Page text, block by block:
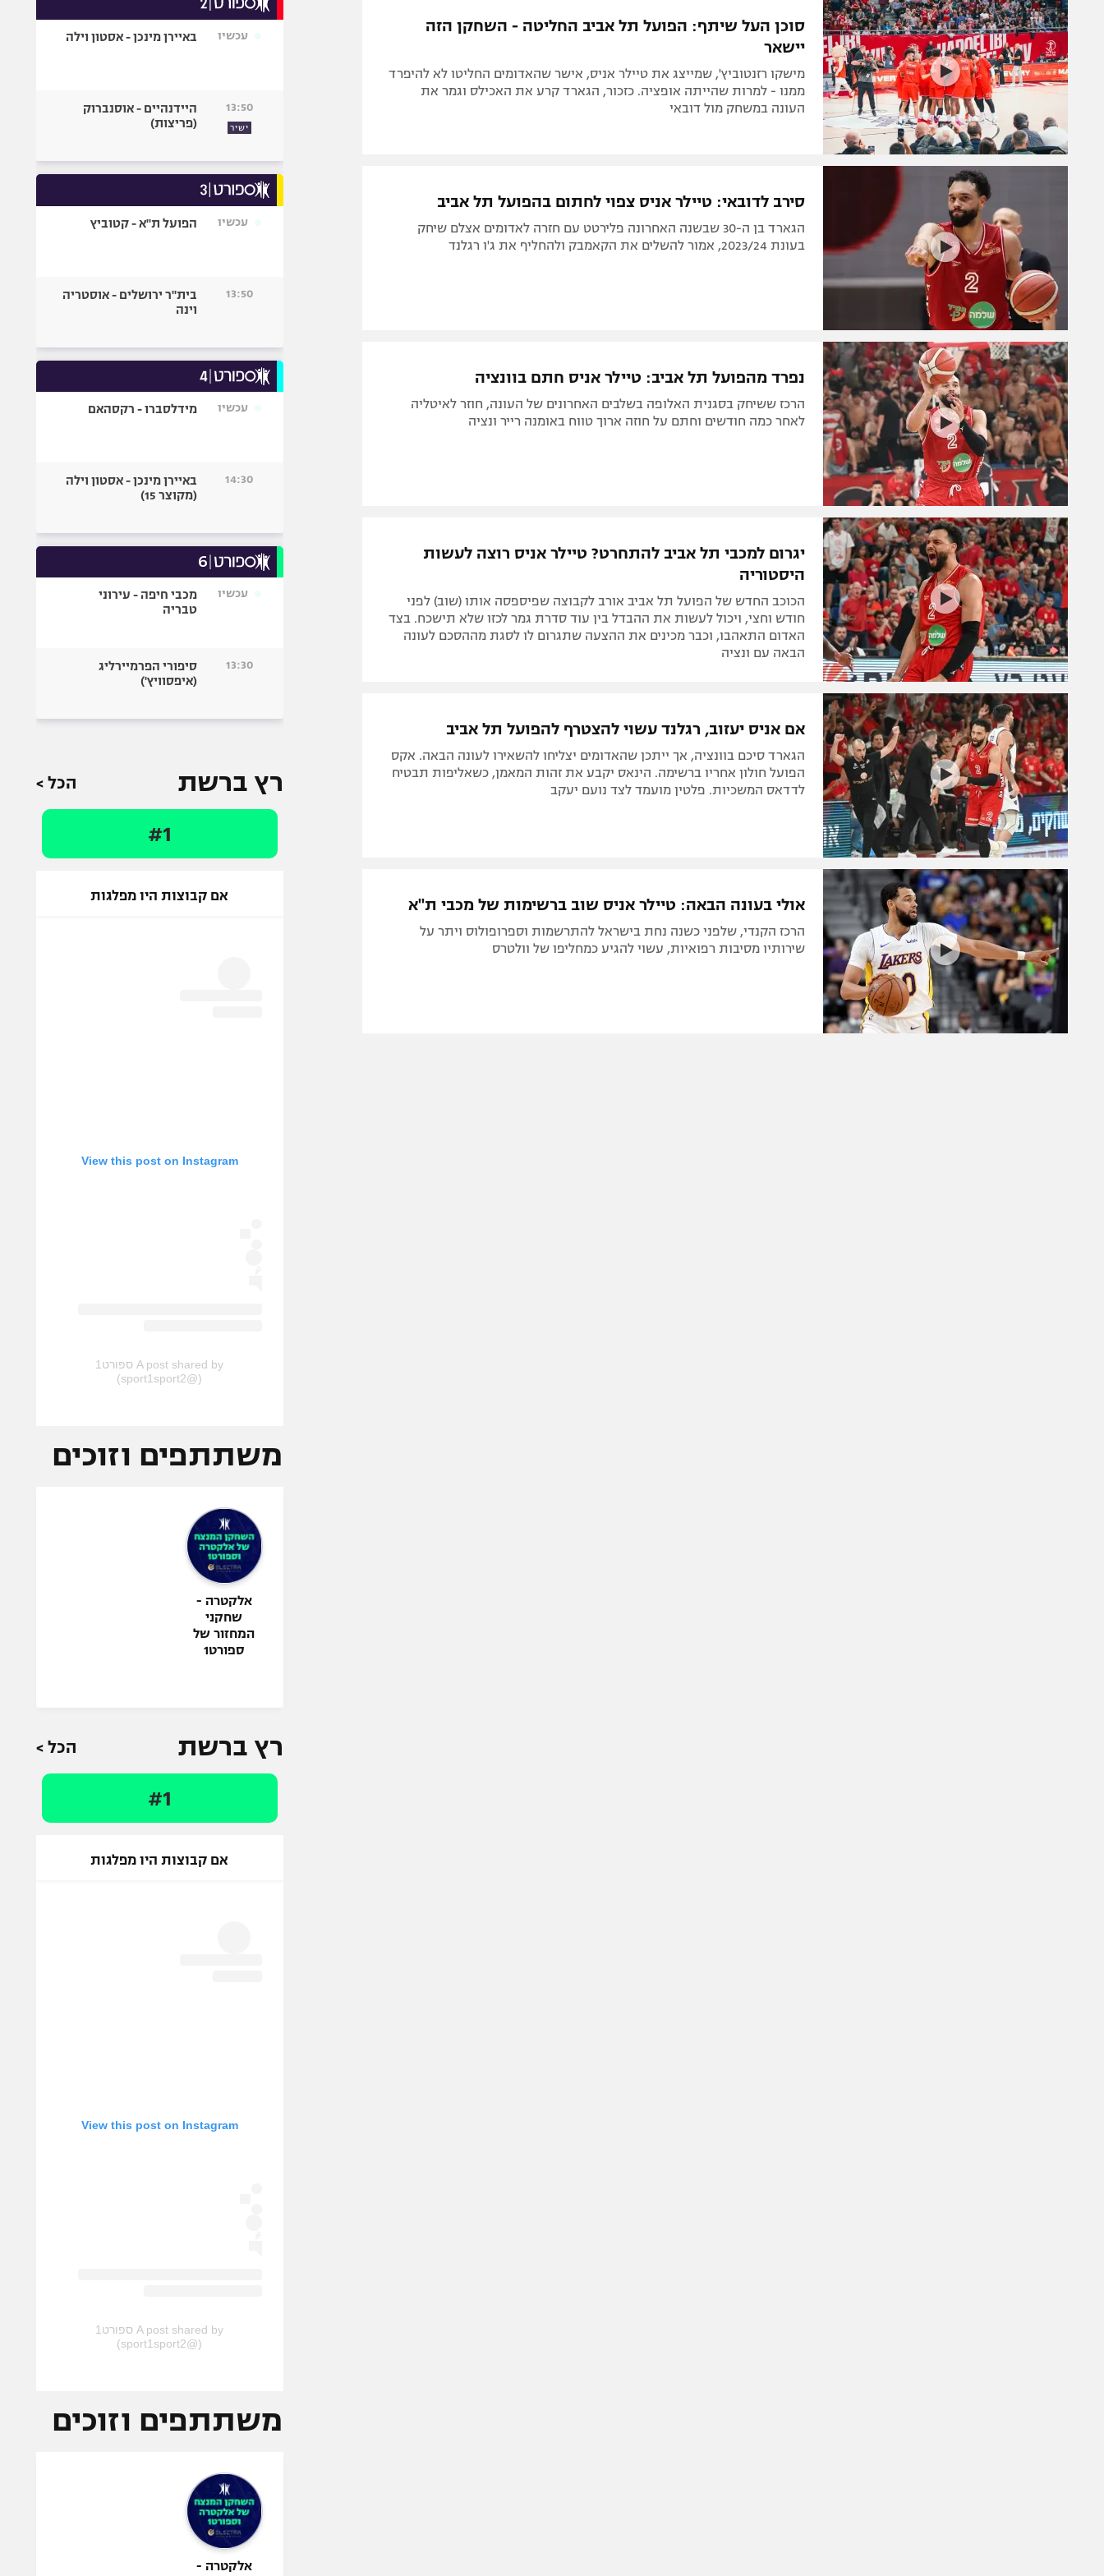
תקנון משתתפים וזוכים בפרסים
תקנון עבור פעילות אלקטרה
תקנון עבור פעילות ספורט 1 – "מרלן"
גיימינג E-Sports
תנאי שימוש
מדיניות פרטיות
תקנון פעילות ספורט 1
רשיון להקרנה פומבית לבית עסק
הצטרפות לחבילת הערוצים
לוח דרושים – ג'ובנט
תגיות
המגזין
מכבי נתניה
בני יהודה
ליגות נוספות
ספורט מוטורי
בייסבול MLB
גיימינג E-Sports
סוכן העל שיתף: הפועל תל אביב החליטה - השחקן הזה
יישאר
מישקו רזנטוביץ', שמייצג את טיילר אניס, אישר שהאדומים החליטו לא להיפרד
ממנו - למרות שהייתה אופציה. כזכור, הגארד קרע את האכילס וגמר את
העונה במשחק מול דובאי
סירב לדובאי: טיילר אניס צפוי לחתום בהפועל תל אביב
הגארד בן ה-30 שבשנה האחרונה פלירטט עם חזרה לאדומים אצלם שיחק
בעונת 2023/24, אמור להשלים את הקאמבק ולהחליף את ג'ו רגלנד
נפרד מהפועל תל אביב: טיילר אניס חתם בוונציה
הרכז ששיחק בסגנית האלופה בשלבים האחרונים של העונה, חוזר לאיטליה
לאחר כמה חודשים וחתם על חוזה ארוך טווח באומנה רייר ונציה
יגרום למכבי תל אביב להתחרט? טיילר אניס רוצה לעשות
היסטוריה
הכוכב החדש של הפועל תל אביב אורב לקבוצה שפיספסה אותו (שוב) לפני
חודש וחצי, ויכול לעשות את ההבדל בין עוד סדרת גמר לכזו שלא תישכח. בצד
האדום התאהבו, וכבר מכינים את ההצעה שתגרום לו לסגת מההסכם לעונה
הבאה עם ונציה
אם אניס יעזוב, רגלנד עשוי להצטרף להפועל תל אביב
הגארד סיכם בוונציה, אך ייתכן שהאדומים יצליחו להשאירו לעונה הבאה. אקס
הפועל חולון אחריו ברשימה. הינאס יקבע את זהות המאמן, כשאליפות תבטיח
לדדאס המשכיות. פלטין מועמד לצד נועם יעקב
אולי בעונה הבאה: טיילר אניס שוב ברשימות של מכבי ת"א
הרכז הקנדי, שלפני כשנה נחת בישראל להתרשמות וספרופולוס ויתר על
שירותיו מסיבות רפואיות, עשוי להגיע כמחליפו של וולטרס
עכשיו באיירן מינכן - אסטון וילה
13:50
ישיר
היידנהיים - אוסנברוק
(פריצות)
עכשיו הפועל ת"א - קטוביץ
13:50
בית"ר ירושלים - אוסטריה
וינה
עכשיו מידלסברו - רקסהאם
14:30
באיירן מינכן - אסטון וילה
(מקוצר 15)
עכשיו
מכבי חיפה - עירוני
טבריה
13:30
סיפורי הפרמיירליג
(איפסוויץ')
רץ ברשת הכל >
#1
אם קבוצות היו מפלגות
View this post on Instagram
A post shared by ספורט1
(@sport1sport2)
משתתפים וזוכים
אלקטרה -
שחקני
המחזור של
ספורט1
רץ ברשת הכל >
#1
אם קבוצות היו מפלגות
View this post on Instagram
A post shared by ספורט1
(@sport1sport2)
משתתפים וזוכים
אלקטרה -